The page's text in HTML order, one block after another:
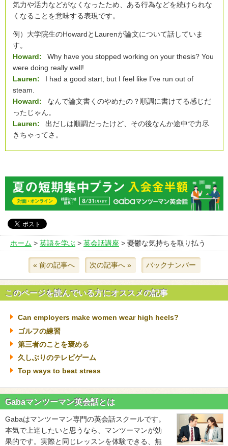
気力や活力などがなくなったため、ある行為などを続けられな
くなることを意味する表現です。
例）大学院生のHowardとLaurenが論文について話していま
す。
Howard:
Why have you stopped working on your thesis? You
were doing really well!
Lauren:
I had a good start, but I feel like I’ve run out of
steam.
Howard:
なんで論文書くのやめたの？順調に書けてる感じだ
ったじゃん。
Lauren:
出だしは順調だったけど、その後なんか途中で力尽
きちゃってさ。
ホーム > 英語を学ぶ > 英会話講座 > 憂鬱な気持ちを取り払う
« 前の記事へ 次の記事へ » バックナンバー
このページを読んでいる方にオススメの記事
Can employers make women wear high heels?
ゴルフの練習
第三者のことを褒める
久しぶりのテレビゲーム
Top ways to beat stress
Gabaマンツーマン英会話とは
Gabaはマンツーマン専門の英会話スクールです。
本気で上達したいと思うなら、マンツーマンが効
果的です。実際と同じレッスンを体験できる、無